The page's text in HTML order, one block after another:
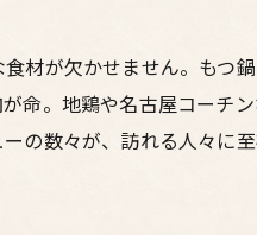
との相性も考慮したメニュー
酒屋で過ごす梅田の夜至福
の時間を過ごすために
材が欠かせません。もつ
命。地鶏や名古屋コーチ
の数々が、訪れる人々に至